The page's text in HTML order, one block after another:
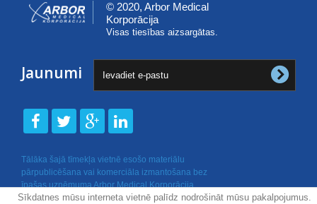
© 2020, Arbor Medical
Korporācija
Visas tiesības aizsargātas.
Jaunumi
Sīkdatnes mūsu interneta vietnē palīdz nodrošināt mūsu pakalpojumus.
Tālāka šajā tīmekļa vietnē esošo materiālu
pārpublicēšana vai komerciāla izmantošana bez
īpašas uzņēmuma Arbor Medical Korporācija
rakstiskas atļaujas nav atļauta.